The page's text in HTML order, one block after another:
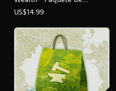
atuendos variados PS4 &
US$14.99